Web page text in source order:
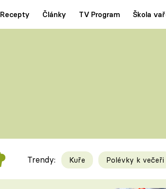
Recepty Články TV Program Škola
Trendy: Kuře Polévky k večeři